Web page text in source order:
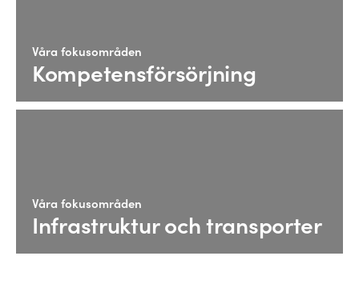
Våra fokusområden
Kompetensförsörjning
Våra fokusområden
Infrastruktur och transporter